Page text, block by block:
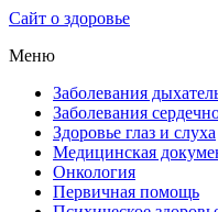
Сайт о здоровье
Меню
Заболевания
Заболевания
Здоровье глаз и слуха
Медицинская
Онкология
Первичная помощь